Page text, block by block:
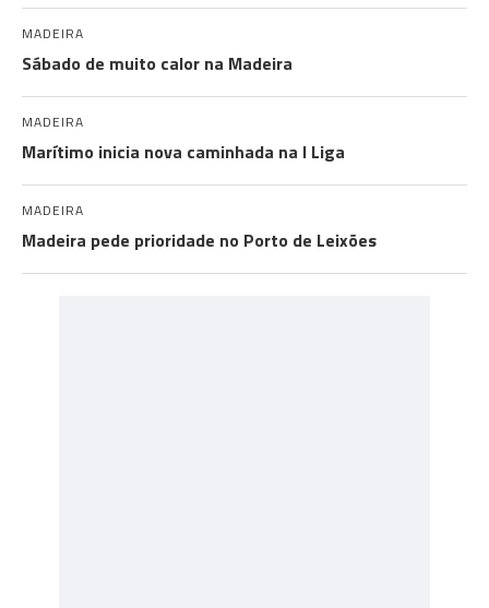
MADEIRA
Sábado de muito calor na Madeira
MADEIRA
Marítimo inicia nova caminhada na I Liga
MADEIRA
Madeira pede prioridade no Porto de Leixões